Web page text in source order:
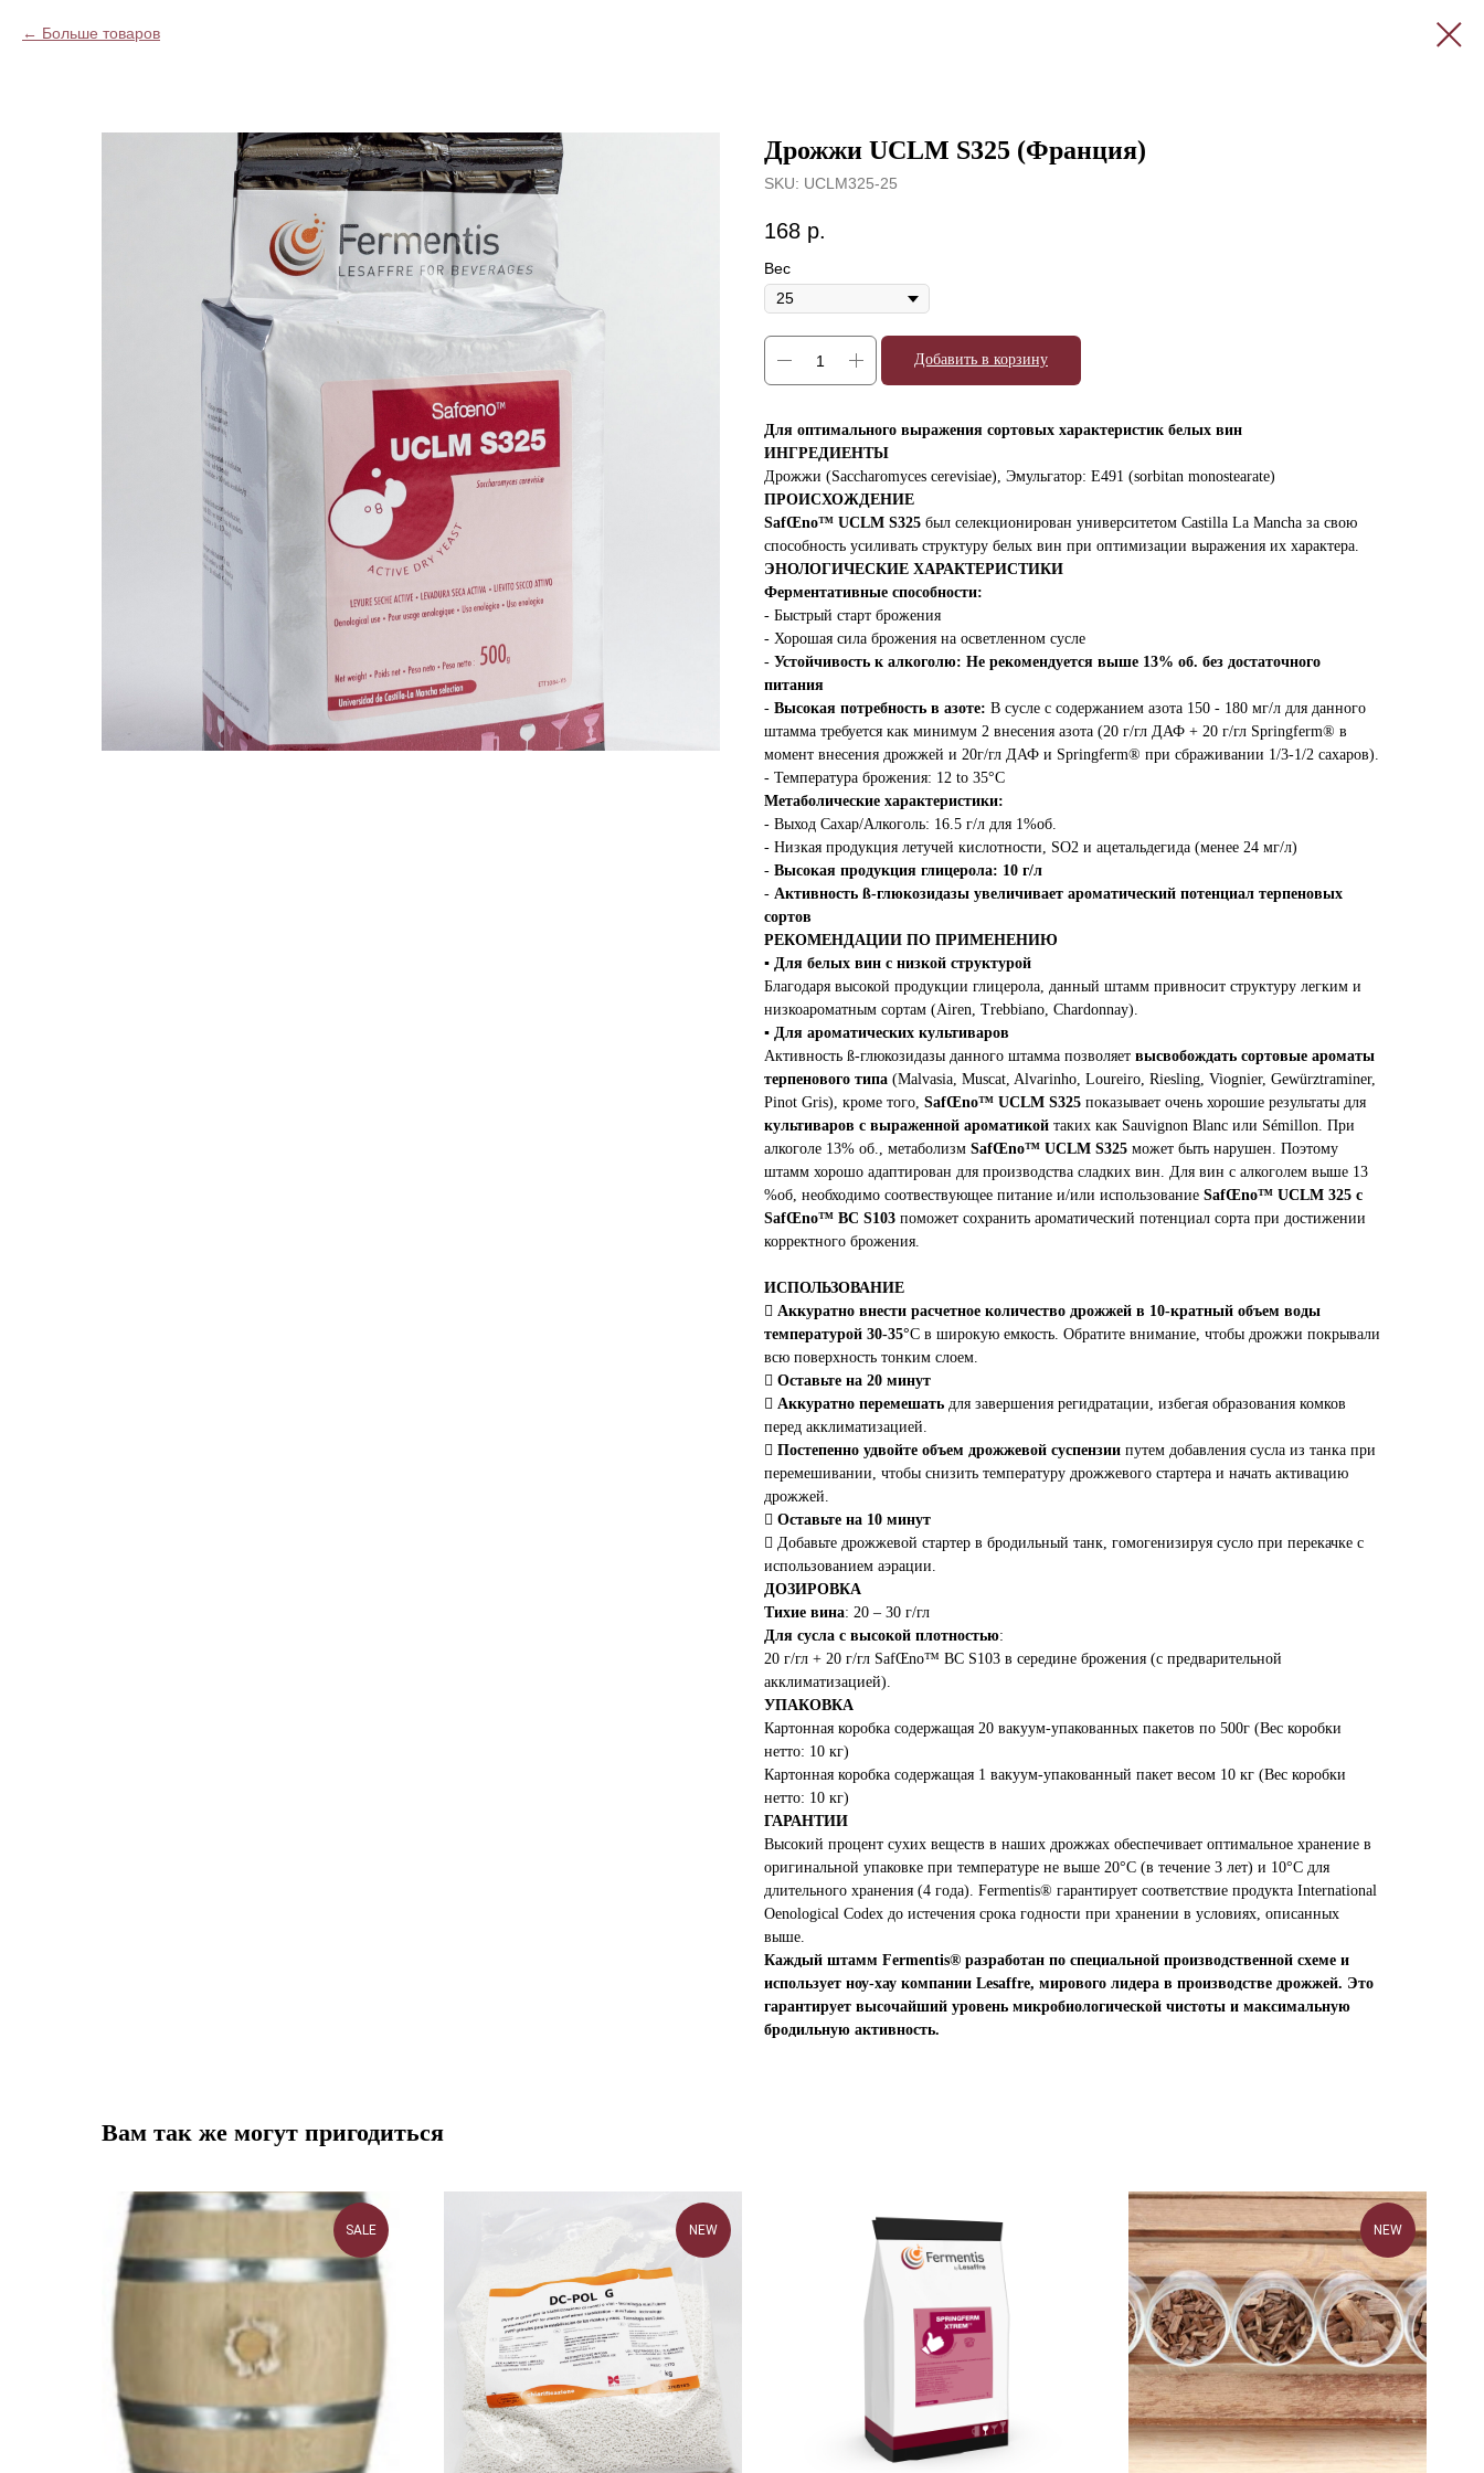
Больше товаров
Дрожжи UCLM S325 (Франция)
SKU: UCLM325-25
168 р.
Вес
Добавить в корзину
Для оптимального выражения сортовых характеристик белых вин
ИНГРЕДИЕНТЫ
Дрожжи (Saccharomyces cerevisiae), Эмульгатор: E491 (sorbitan monostearate)
ПРОИСХОЖДЕНИЕ
SafŒno™ UCLM S325 был селекционирован университетом Castilla La Mancha за свою
способность усиливать структуру белых вин при оптимизации выражения их характера.
ЭНОЛОГИЧЕСКИЕ ХАРАКТЕРИСТИКИ
Ферментативные способности:
- Быстрый старт брожения
- Хорошая сила брожения на осветленном сусле
- Устойчивость к алкоголю: Не рекомендуется выше 13% об. без достаточного
питания
- Высокая потребность в азоте: В сусле с содержанием азота 150 - 180 мг/л для данного
штамма требуется как минимум 2 внесения азота (20 г/гл ДАФ + 20 г/гл Springferm® в
момент внесения дрожжей и 20г/гл ДАФ и Springferm® при сбраживании 1/3-1/2 сахаров).
- Температура брожения: 12 to 35°C
Метаболические характеристики:
- Выход Сахар/Алкоголь: 16.5 г/л для 1%об.
- Низкая продукция летучей кислотности, SO2 и ацетальдегида (менее 24 мг/л)
- Высокая продукция глицерола: 10 г/л
- Активность ß-глюкозидазы увеличивает ароматический потенциал терпеновых
сортов
РЕКОМЕНДАЦИИ ПО ПРИМЕНЕНИЮ
▪ Для белых вин с низкой структурой
Благодаря высокой продукции глицерола, данный штамм привносит структуру легким и
низкоароматным сортам (Airen, Trebbiano, Chardonnay).
▪ Для ароматических культиваров
Активность ß-глюкозидазы данного штамма позволяет высвобождать сортовые ароматы
терпенового типа (Malvasia, Muscat, Alvarinho, Loureiro, Riesling, Viognier, Gewürztraminer,
Pinot Gris), кроме того, SafŒno™ UCLM S325 показывает очень хорошие результаты для
культиваров с выраженной ароматикой таких как Sauvignon Blanc или Sémillon. При
алкоголе 13% об., метаболизм SafŒno™ UCLM S325 может быть нарушен. Поэтому
штамм хорошо адаптирован для производства сладких вин. Для вин с алкоголем выше 13
%об, необходимо соотвествующее питание и/или использование SafŒno™ UCLM 325 с
SafŒno™ BC S103 поможет сохранить ароматический потенциал сорта при достижении
корректного брожения.
ИСПОЛЬЗОВАНИЕ
 Аккуратно внести расчетное количество дрожжей в 10-кратный объем воды
температурой 30-35°C в широкую емкость. Обратите внимание, чтобы дрожжи покрывали
всю поверхность тонким слоем.
 Оставьте на 20 минут
 Аккуратно перемешать для завершения регидратации, избегая образования комков
перед акклиматизацией.
 Постепенно удвойте объем дрожжевой суспензии путем добавления сусла из танка при
перемешивании, чтобы снизить температуру дрожжевого стартера и начать активацию
дрожжей.
 Оставьте на 10 минут
 Добавьте дрожжевой стартер в бродильный танк, гомогенизируя сусло при перекачке с
использованием аэрации.
ДОЗИРОВКА
Тихие вина: 20 – 30 г/гл
Для сусла с высокой плотностью:
20 г/гл + 20 г/гл SafŒno™ BC S103 в середине брожения (с предварительной
акклиматизацией).
УПАКОВКА
Картонная коробка содержащая 20 вакуум-упакованных пакетов по 500г (Вес коробки
нетто: 10 кг)
Картонная коробка содержащая 1 вакуум-упакованный пакет весом 10 кг (Вес коробки
нетто: 10 кг)
ГАРАНТИИ
Высокий процент сухих веществ в наших дрожжах обеспечивает оптимальное хранение в
оригинальной упаковке при температуре не выше 20°C (в течение 3 лет) и 10°C для
длительного хранения (4 года). Fermentis® гарантирует соответствие продукта International
Oenological Codex до истечения срока годности при хранении в условиях, описанных
выше.
Каждый штамм Fermentis® разработан по специальной производственной схеме и
использует ноу-хау компании Lesaffre, мирового лидера в производстве дрожжей. Это
гарантирует высочайший уровень микробиологической чистоты и максимальную
бродильную активность.
Вам так же могут пригодиться
SALE NEW NEW